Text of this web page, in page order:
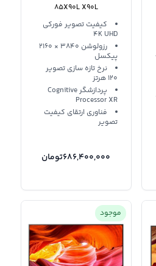
85X90L X90L
کیفیت تصویر فورکی
4K UHD
رزولوشن 3840 × 2160
پیکسل
نرخ تازه‌ سازی تصویر
120 هرتز
پردازشگر Cognitive
Processor XR
فناوری ارتقای کیفیت
تصویر
686,400,000تومان
موجود